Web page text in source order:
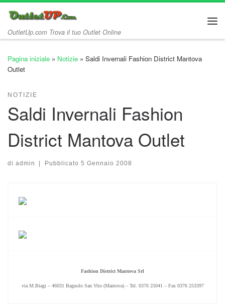
Passa al contenuto
OutletUp.com Trova il tuo Outlet Online
Pagina iniziale » Notizie » Saldi Invernali Fashion District Mantova
Outlet
NOTIZIE
Saldi Invernali Fashion
District Mantova Outlet
di admin | Pubblicato 5 Gennaio 2008
Fashion District Mantova Srl
via M.Biagi – 46031 Bagnolo San Vito (Mantova) – Tel. 0376 25041 – Fax 0376 253397